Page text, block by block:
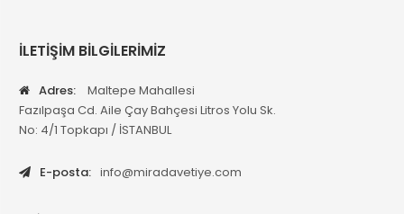
İLETİŞİM BİLGİLERİMİZ
Adres:
Maltepe Mahallesi
Fazılpaşa Cd. Aile Çay Bahçesi Litros Yolu Sk.
No: 4/1 Topkapı / İSTANBUL
E-posta: info@miradavetiye.com